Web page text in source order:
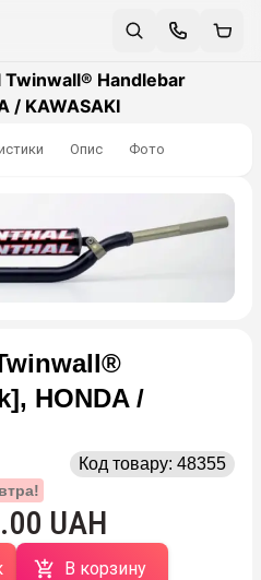
Handlebar
/ KAWASAKI
Опис Фото
HONDA /
Код товару: 48355
UAH
В корзину